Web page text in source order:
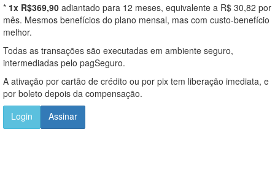
* 1x R$369,90 adiantado para 12 meses, equivalente a R$ 30,82 por
mês. Mesmos benefícios do plano mensal, mas com custo-benefício
melhor.
Todas as transações são executadas em ambiente seguro,
intermediadas pelo pagSeguro.
A ativação por cartão de crédito ou por pix tem liberação imediata, e
por boleto depois da compensação.
Login
Assinar